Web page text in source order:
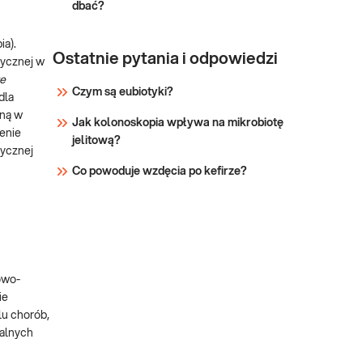
w
w
chorób,
dbać?
Ostatnie pytania i odpowiedzi
Czym są eubiotyki?
Jak kolonoskopia wpływa na mikrobiotę
jelitową?
Co powoduje wzdęcia po kefirze?